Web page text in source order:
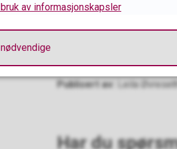
Du kan lese mer om
Publisert av Leila Øvreseth
Har du
av informasjonskapsler
nødvendige